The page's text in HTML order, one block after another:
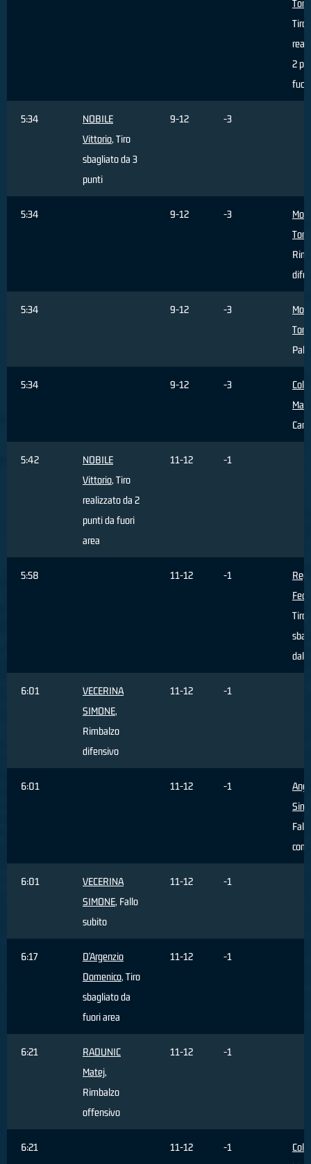
Tiro
2
5:34
NOBILE
Vittorio, Tiro
sbagliato da 3
punti
9-12 -3
5:34 9-12 -3
5:34 9-12 -3
5:34 9-12 -3
5:42
NOBILE
Vittorio, Tiro
realizzato da 2
punti da fuori
area
11-12 -1
5:58 11-12 -1
Tiro
6:01
VECERINA
SIMONE,
Rimbalzo
difensivo
11-12 -1
6:01 11-12 -1
Fallo
6:01
VECERINA
SIMONE, Fallo
subito
11-12 -1
6:17
D'Argenzio
Domenico, Tiro
sbagliato da
fuori area
11-12 -1
6:21
RADUNIC
Matej,
Rimbalzo
offensivo
11-12 -1
6:21 11-12 -1